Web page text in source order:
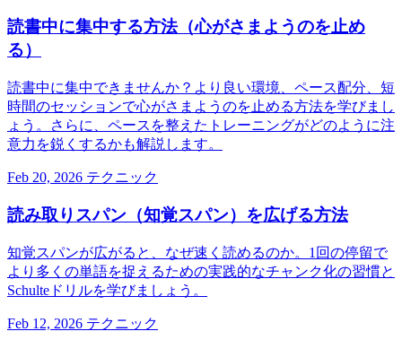
読書中に集中する方法（心がさまようのを止め
る）
読書中に集中できませんか？より良い環境、ペース配分、短
時間のセッションで心がさまようのを止める方法を学びまし
ょう。さらに、ペースを整えたトレーニングがどのように注
意力を鋭くするかも解説します。
Feb 20, 2026 テクニック
読み取りスパン（知覚スパン）を広げる方法
知覚スパンが広がると、なぜ速く読めるのか。1回の停留で
より多くの単語を捉えるための実践的なチャンク化の習慣と
Schulteドリルを学びましょう。
Feb 12, 2026 テクニック